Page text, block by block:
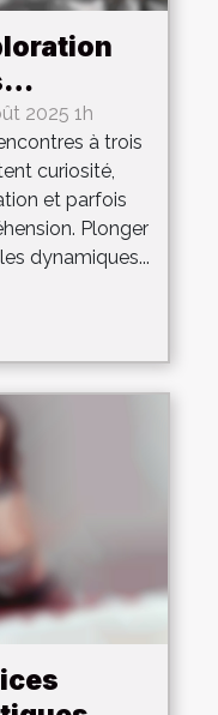
les
à
2025 1h
à trois
curiosité,
et parfois
Plonger
dynamiques...